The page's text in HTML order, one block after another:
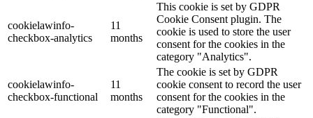
cookielawinfo-
checkbox-analytics
11
months
This cookie is set by GDPR
Cookie Consent plugin. The
cookie is used to store the user
consent for the cookies in the
category "Analytics".
cookielawinfo-
checkbox-functional
11
months
The cookie is set by GDPR
cookie consent to record the user
consent for the cookies in the
category "Functional".